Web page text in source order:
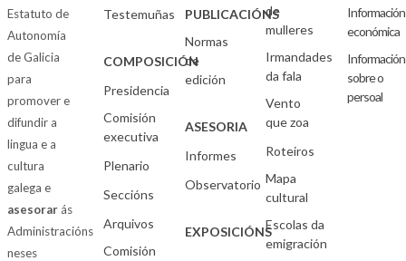
Estatuto de
Autonomía
de Galicia
para
promover e
difundir a
lingua e a
cultura
galega e
asesorarás
Administracións
neses
Testemuñas
COMPOSICIÓN
Presidencia
Comisión
executiva
Plenario
Seccións
Arquivos
Comisión
PUBLICACIÓNS
Normas
de
edición
ASESORIA
Informes
Observatorio
EXPOSICIÓNS
de
mulleres
Irmandades
da fala
Vento
que zoa
Roteiros
Mapa
cultural
Escolas da
emigración
Información
económica
Información
sobre o
persoal